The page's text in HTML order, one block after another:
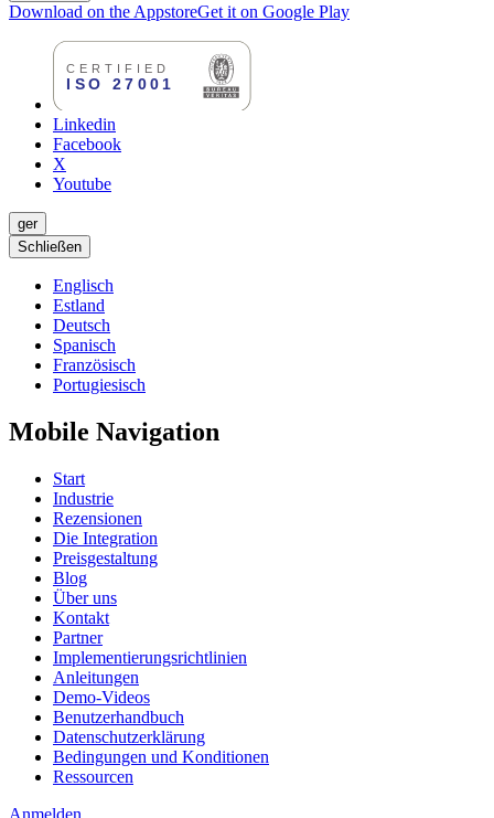
Download on the AppstoreGet it on Google Play
Linkedin
Facebook
X
Youtube
ger
Schließen
Englisch
Estland
Deutsch
Spanisch
Französisch
Portugiesisch
Mobile Navigation
Start
Industrie
Rezensionen
Die Integration
Preisgestaltung
Blog
Über uns
Kontakt
Partner
Implementierungsrichtlinien
Anleitungen
Demo-Videos
Benutzerhandbuch
Datenschutzerklärung
Bedingungen und Konditionen
Ressourcen
Anmelden